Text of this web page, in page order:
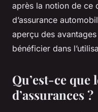
après la notion de ce
d’assurance
aperçu des
bénéficier dans
Qu’est-ce que
d’assurances ?